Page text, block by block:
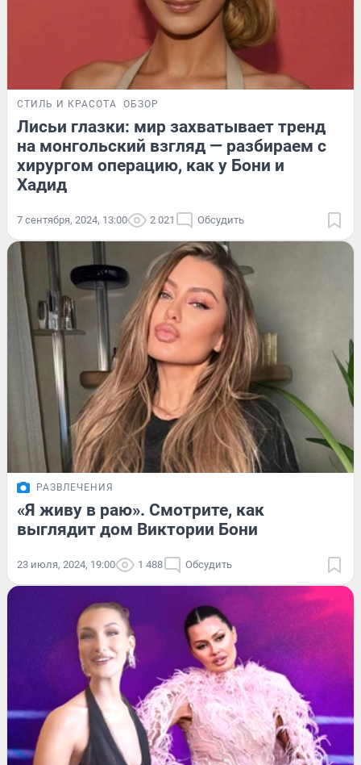
СТИЛЬ И КРАСОТА ОБЗОР
Лисьи глазки: мир захватывает тренд
на монгольский взгляд — разбираем с
хирургом операцию, как у Бони и
Хадид
7 сентября, 2024, 13:00 2 021 Обсудить
РАЗВЛЕЧЕНИЯ
«Я живу в раю». Смотрите, как
выглядит дом Виктории Бони
23 июля, 2024, 19:00 1 488 Обсудить